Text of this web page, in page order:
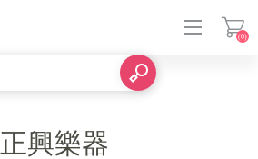
(0)
正興樂器